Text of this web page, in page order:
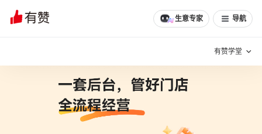
生意专家 导航
有赞学堂
增长方法
文章 问诊 分享